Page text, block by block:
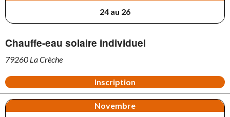
24 au 26
Chauffe-eau solaire individuel
79260 La Crèche
Inscription
Novembre